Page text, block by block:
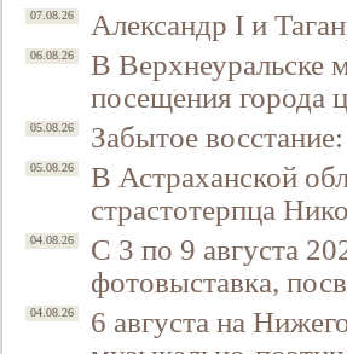
07.08.26 Александр I и
06.08.26
В Верхнеуральске
посещения города
05.08.26 Забытое
05.08.26
В Астраханской
страстотерпца
04.08.26
С 3 по 9 августа
фотовыставка,
04.08.26
6 августа на